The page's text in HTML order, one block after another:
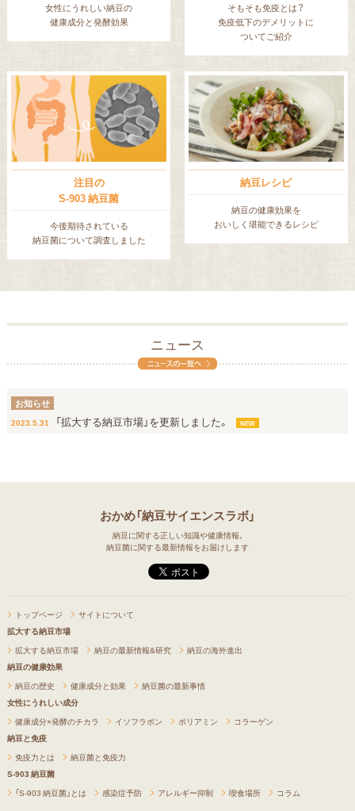
女性にうれしい納豆の
健康成分と発酵効果
そもそも免疫とは？
免疫低下のデメリットに
ついてご紹介
注目の
S-903 納豆菌
今後期待されている
納豆菌について調査しました
納豆レシピ
納豆の健康効果を
おいしく堪能できるレシピ
ニュース
お知らせ
2023.5.31 「拡大する納豆市場」を更新しました。 NEW
おかめ「納豆サイエンスラボ」
納豆に関する正しい知識や健康情報、
納豆菌に関する最新情報をお届けします
トップページ
サイトについて
拡大する納豆市場
拡大する納豆市場
納豆の最新情報&研究
納豆の海外進出
納豆の健康効果
納豆の歴史
健康成分と効果
納豆菌の最新事情
女性にうれしい成分
健康成分×発酵のチカラ
イソフラボン ポリアミン
コラーゲン
納豆と免疫
免疫力とは
納豆菌と免疫力
S-903 納豆菌
「S-903 納豆菌」とは
感染症予防 アレルギー抑制 喫食場所 コラム